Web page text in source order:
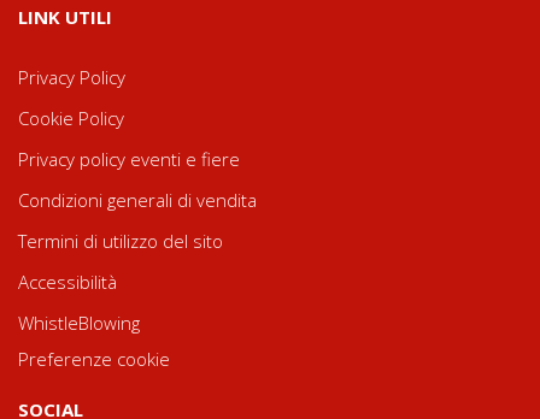
LINK UTILI
Privacy Policy
Cookie Policy
Privacy policy eventi e fiere
Condizioni generali di vendita
Termini di utilizzo del sito
Accessibilità
WhistleBlowing
Preferenze cookie
SOCIAL